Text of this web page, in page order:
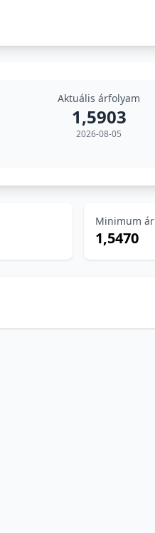
Aktuális árfolyam
1,5903
2026-08-05
Minimum ár
1,5470